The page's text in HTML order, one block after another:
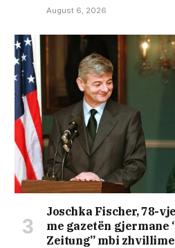
August 6, 2026
Joschka Fischer, 78-
me gazetën gjermane
Zeitung” mbi